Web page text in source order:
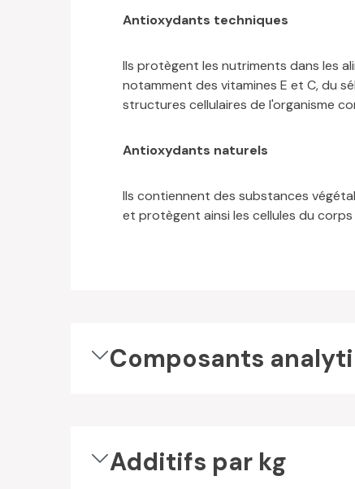
Antioxydants techniques
Ils protègent les nutriments dans les
notamment des vitamines E et C, du
structures cellulaires de l'organisme
Antioxydants naturels
Ils contiennent des substances
et protègent ainsi les cellules du
Composants
Additifs par kg